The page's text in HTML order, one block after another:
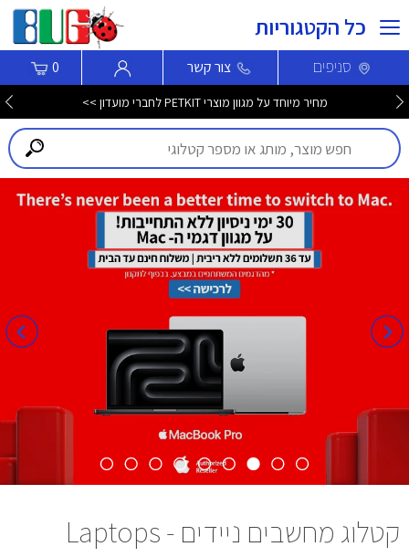
כל הקטגוריות
סניפים צור קשר 0
מחיר מיוחד על מגוון מוצרי PETKIT לחברי מועדון >>
קטלוג מחשבים ניידים - Laptops